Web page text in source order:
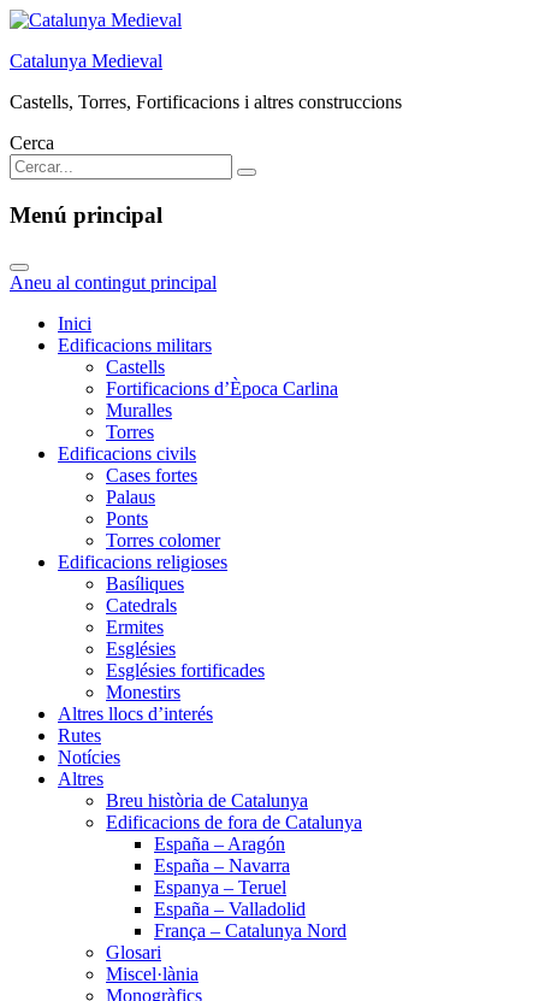
Catalunya Medieval
Castells, Torres, Fortificacions i altres construccions
Cerca
Menú principal
Aneu al contingut principal
Inici
Edificacions militars
Castells
Fortificacions d’Època Carlina
Muralles
Torres
Edificacions civils
Cases fortes
Palaus
Ponts
Torres colomer
Edificacions religioses
Basíliques
Catedrals
Ermites
Esglésies
Esglésies fortificades
Monestirs
Altres llocs d’interés
Rutes
Notícies
Altres
Breu història de Catalunya
Edificacions de fora de Catalunya
España – Aragón
España – Navarra
Espanya – Teruel
España – Valladolid
França – Catalunya Nord
Glosari
Miscel·lània
Monogràfics